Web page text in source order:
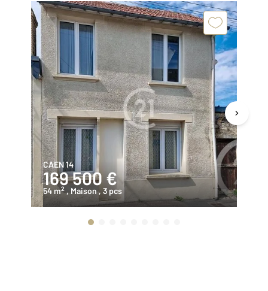
CAEN 14
169 500 €
54 m2 , Maison , 3 pcs